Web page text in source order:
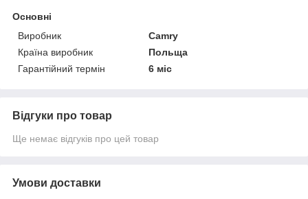
Основні
Виробник
Camry
Країна виробник
Польща
Гарантійний термін
6 міс
Відгуки про товар
Ще немає відгуків про цей товар
Умови доставки